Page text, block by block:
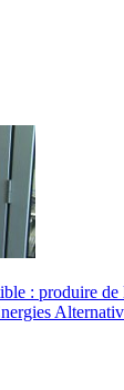
: produire